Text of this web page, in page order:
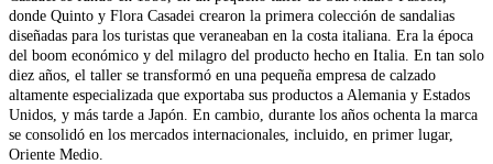
donde Quinto y Flora Casadei crearon la primera colección de sandalias
diseñadas para los turistas que veraneaban en la costa italiana. Era la época
del boom económico y del milagro del producto hecho en Italia. En tan solo
diez años, el taller se transformó en una pequeña empresa de calzado
altamente especializada que exportaba sus productos a Alemania y Estados
Unidos, y más tarde a Japón. En cambio, durante los años ochenta la marca
se consolidó en los mercados internacionales, incluido, en primer lugar,
Oriente Medio.